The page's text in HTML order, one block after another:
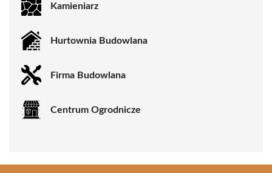
Kamieniarz
Hurtownia Budowlana
Firma Budowlana
Centrum Ogrodnicze